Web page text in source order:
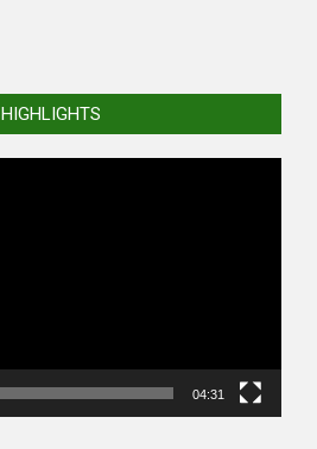
HIGHLIGHTS
04:31